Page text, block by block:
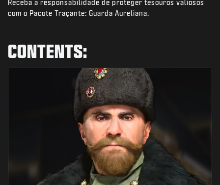
NOTÍCIAS
INSCREVER-SE
Receba a responsabilidade de proteger tesouros valiosos
com o Pacote Traçante: Guarda Aureliana.
CONTENTS: